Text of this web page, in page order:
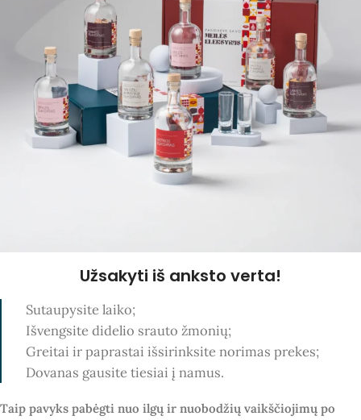
Užsakyti iš anksto verta!
Sutaupysite laiko;
Išvengsite didelio srauto žmonių;
Greitai ir paprastai išsirinksite norimas prekes;
Dovanas gausite tiesiai į namus.
Taip pavyks pabėgti nuo ilgų ir nuobodžių vaikščiojimų po